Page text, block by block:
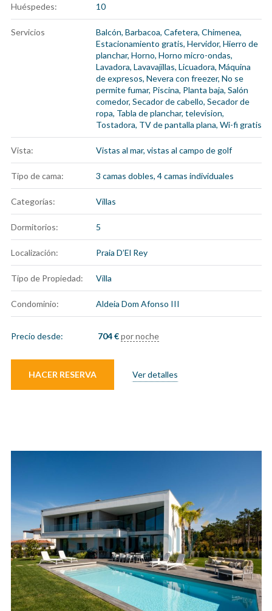
Huéspedes: 10
Servicios Balcón, Barbacoa, Cafetera, Chimenea,
Estacionamiento gratis, Hervidor, Hierro de
planchar, Horno, Horno micro-ondas,
Lavadora, Lavavajillas, Licuadora, Máquina
de expresos, Nevera con freezer, No se
permite fumar, Piscina, Planta baja, Salón
comedor, Secador de cabello, Secador de
ropa, Tabla de planchar, television,
Tostadora, TV de pantalla plana, Wi-fi gratis
Vista: Vistas al mar, vistas al campo de golf
Tipo de cama: 3 camas dobles, 4 camas individuales
Categorías: Villas
Dormitorios: 5
Localización: Praia D’El Rey
Tipo de Propiedad: Villa
Condominio: Aldeia Dom Afonso III
Precio desde: 704€ por noche
Ver detalles
HACER RESERVA